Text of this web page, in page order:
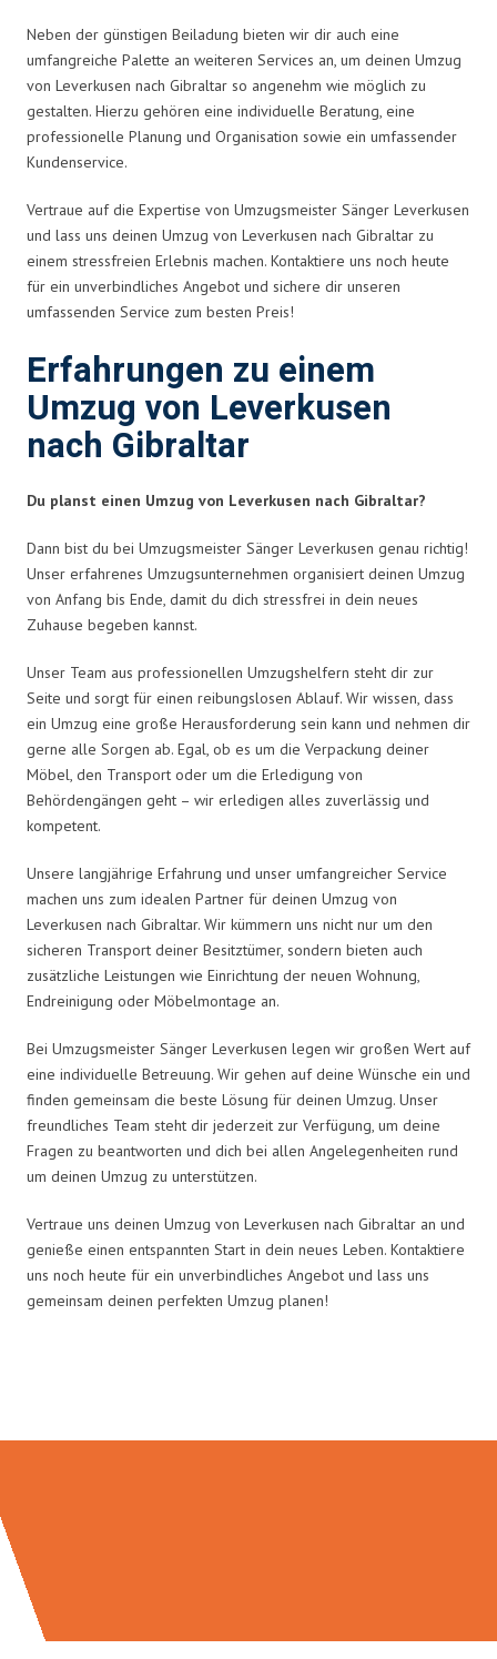
Neben der günstigen Beiladung bieten wir dir auch eine
umfangreiche Palette an weiteren Services an, um deinen Umzug
von Leverkusen nach Gibraltar so angenehm wie möglich zu
gestalten. Hierzu gehören eine individuelle Beratung, eine
professionelle Planung und Organisation sowie ein umfassender
Kundenservice.
Vertraue auf die Expertise von Umzugsmeister Sänger Leverkusen
und lass uns deinen Umzug von Leverkusen nach Gibraltar zu
einem stressfreien Erlebnis machen. Kontaktiere uns noch heute
für ein unverbindliches Angebot und sichere dir unseren
umfassenden Service zum besten Preis!
Erfahrungen zu einem
Umzug von Leverkusen
nach Gibraltar
Du planst einen Umzug von Leverkusen nach Gibraltar?
Dann bist du bei Umzugsmeister Sänger Leverkusen genau richtig!
Unser erfahrenes Umzugsunternehmen organisiert deinen Umzug
von Anfang bis Ende, damit du dich stressfrei in dein neues
Zuhause begeben kannst.
Unser Team aus professionellen Umzugshelfern steht dir zur
Seite und sorgt für einen reibungslosen Ablauf. Wir wissen, dass
ein Umzug eine große Herausforderung sein kann und nehmen dir
gerne alle Sorgen ab. Egal, ob es um die Verpackung deiner
Möbel, den Transport oder um die Erledigung von
Behördengängen geht – wir erledigen alles zuverlässig und
kompetent.
Unsere langjährige Erfahrung und unser umfangreicher Service
machen uns zum idealen Partner für deinen Umzug von
Leverkusen nach Gibraltar. Wir kümmern uns nicht nur um den
sicheren Transport deiner Besitztümer, sondern bieten auch
zusätzliche Leistungen wie Einrichtung der neuen Wohnung,
Endreinigung oder Möbelmontage an.
Bei Umzugsmeister Sänger Leverkusen legen wir großen Wert auf
eine individuelle Betreuung. Wir gehen auf deine Wünsche ein und
finden gemeinsam die beste Lösung für deinen Umzug. Unser
freundliches Team steht dir jederzeit zur Verfügung, um deine
Fragen zu beantworten und dich bei allen Angelegenheiten rund
um deinen Umzug zu unterstützen.
Vertraue uns deinen Umzug von Leverkusen nach Gibraltar an und
genieße einen entspannten Start in dein neues Leben. Kontaktiere
uns noch heute für ein unverbindliches Angebot und lass uns
gemeinsam deinen perfekten Umzug planen!